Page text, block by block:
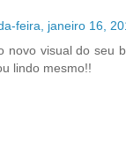
feira, janeiro 16,
novo visual do seu
lindo mesmo!!